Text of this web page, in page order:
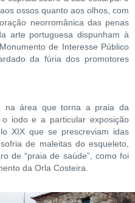
ossos quanto aos olhos, com
neorromânica das penas
arte portuguesa dispunham à
de Interesse Público
da fúria dos promotores
na área que torna a praia da
o iodo e a particular exposição
XIX que se prescreviam idas
de maleitas do esqueleto,
de “praia de saúde”, como foi
da Orla Costeira.